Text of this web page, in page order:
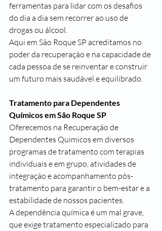
ferramentas para lidar com os desafios
do dia a dia sem recorrer ao uso de
drogas ou álcool.
Aqui em São Roque SP acreditamos no
poder da recuperação e na capacidade de
cada pessoa de se reinventar e construir
um futuro mais saudável e equilibrado.
Tratamento para Dependentes
Químicos em São Roque SP
Oferecemos na Recuperação de
Dependentes Quimicos em diversos
programas de tratamento com terapias
individuais e em grupo, atividades de
integração e acompanhamento pós-
tratamento para garantir o bem-estar e a
estabilidade de nossos pacientes.
A dependência química é um mal grave,
que exige tratamento especializado para